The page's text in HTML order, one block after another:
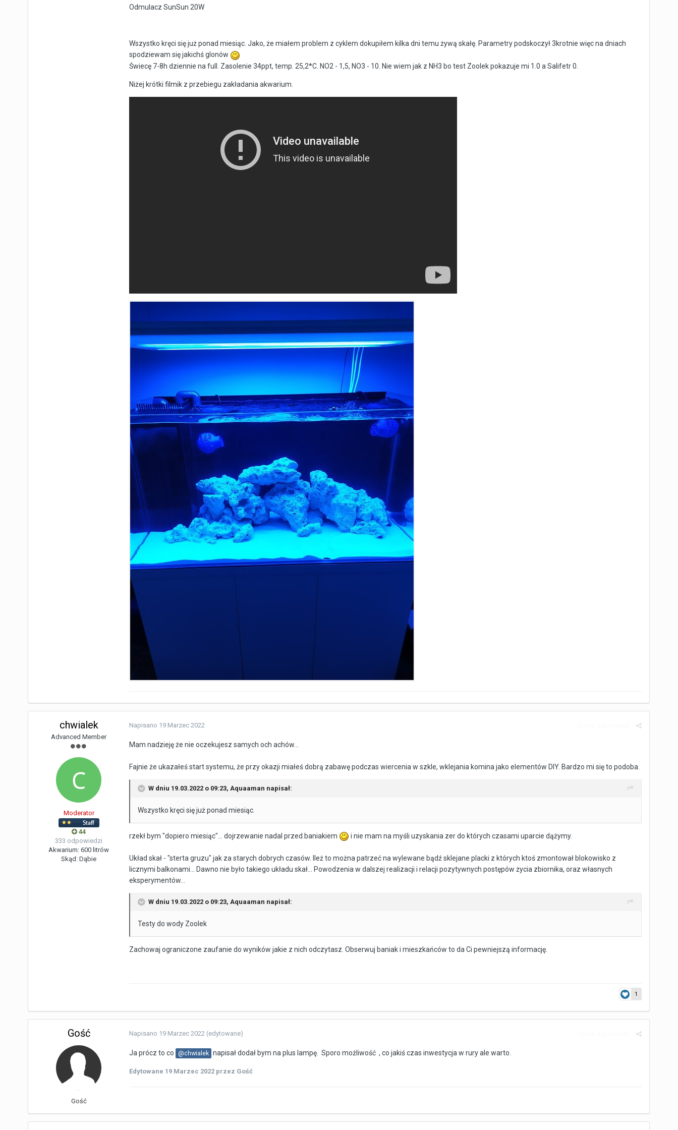
Odmulacz SunSun 20W
Wszystko kręci się już ponad miesiąc. Jako, że miałem problem z cyklem dokupiłem kilka dni temu żywą skałę. Parametry podskoczył 3krotnie więc na dniach
spodziewam się jakichś glonów
Świecę 7-8h dziennie na full. Zasolenie 34ppt, temp. 25,2*C. NO2 - 1,5, NO3 - 10. Nie wiem jak z NH3 bo test Zoolek pokazuje mi 1.0 a Salifetr 0.
Niżej krótki filmik z przebiegu zakładania akwarium.
chwialek
Advanced Member
Moderator
44
333 odpowiedzi
Akwarium:600 litrów
Skąd:Dąbie
Napisano 19 Marzec 2022
Mam nadzieję że nie oczekujesz samych och achów...
Fajnie że ukazałeś start systemu, że przy okazji miałeś dobrą zabawę podczas wiercenia w szkle, wklejania komina jako elementów DIY. Bardzo mi się to podoba.
W dniu 19.03.2022 o 09:23,Aquaaman napisał:
Wszystko kręci się już ponad miesiąc
rzekł bym "dopiero miesiąc"... dojrzewanie nadal przed baniakiem i nie mam na myśli uzyskania zer do których czasami uparcie dążymy.
Układ skał - "sterta gruzu" jak za starych dobrych czasów. Ileż to można patrzeć na wylewane bądź sklejane placki z których ktoś zmontował blokowisko z
licznymi balkonami... Dawno nie było takiego układu skał... Powodzenia w dalszej realizacji i relacji pozytywnych postępów życia zbiornika, oraz własnych
eksperymentów...
W dniu 19.03.2022 o 09:23,Aquaaman napisał:
Testy do wody Zoolek
Zachowaj ograniczone zaufanie do wyników jakie z nich odczytasz. Obserwuj baniak i mieszkańców to da Ci pewniejszą informację.
1
Gość
Gość
Napisano 19 Marzec 2022 (edytowane)
Ja prócz to co @chwialek napisał dodał bym na plus lampę. Sporo możliwość , co jakiś czas inwestycja w rury ale warto.
Edytowane 19 Marzec 2022 przez Gość